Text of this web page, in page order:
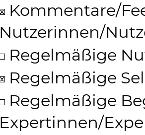
Kommentare/
Nutzerinnen/
Regelmäßige
Regelmäßige
Regelmäßige
Expertinnen/